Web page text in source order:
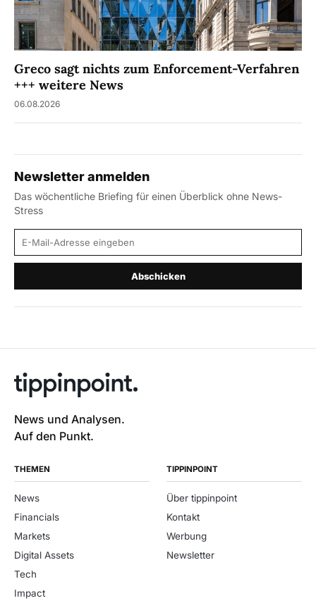
Greco sagt nichts zum Enforcement-Verfahren
+++ weitere News
06.08.2026
Newsletter anmelden
Das wöchentliche Briefing für einen Überblick ohne News-
Stress
E-Mail-Adresse
Abschicken
News und Analysen.
Auf den Punkt.
THEMEN
News
Financials
Markets
Digital Assets
Tech
Impact
TIPPINPOINT
Über tippinpoint
Kontakt
Werbung
Newsletter